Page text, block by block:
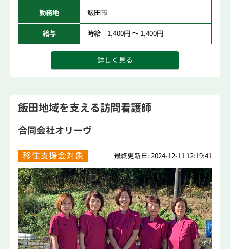
勤務地 飯田市
給与 時給 1,400円 ～ 1,400円
詳しく見る
飯田地域を支える訪問看護師
合同会社オリーヴ
移住支援金対象 最終更新日: 2024-12-11 12:19:41